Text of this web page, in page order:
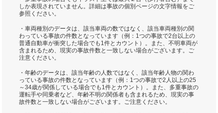
しか表現されていません。詳細は事故の個別ページの文字情報をご
参照ください。
・車両種別のデータは、該当車両の数ではなく、該当車両種別の関
わっている事故の件数となっています（例：1つの事故で2台以上の
普通自動車が衝突した場合でも1件とカウント）。また、不明車両が
含まれるため、現実の事故件数と一致しない場合がございます。ご
注意ください。
・年齢のデータは、該当年齢の人数ではなく、該当年齢人物の関わ
っている事故の件数となっています（例：1つの事故で2人以上の25
～34歳が関係している場合でも1件とカウント）。また、多重事故の
運転手や同乗者など、年齢不明の関係者も含まれるため、現実の事
故件数と一致しない場合がございます。ご注意ください。